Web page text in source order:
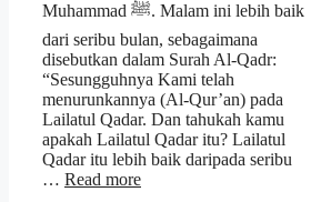
Muhammad ﷺ. Malam ini lebih baik
dari seribu bulan, sebagaimana
disebutkan dalam Surah Al-Qadr:
“Sesungguhnya Kami telah
menurunkannya (Al-Qur’an) pada
Lailatul Qadar. Dan tahukah kamu
apakah Lailatul Qadar itu? Lailatul
Qadar itu lebih baik daripada seribu
… Read more